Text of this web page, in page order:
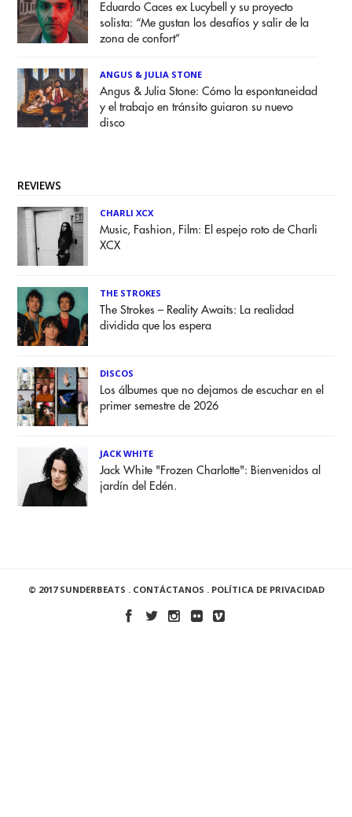
Eduardo Caces ex Lucybell y su proyecto
solista: “Me gustan los desafíos y salir de la
zona de confort”
ANGUS & JULIA STONE
Angus & Julia Stone: Cómo la espontaneidad
y el trabajo en tránsito guiaron su nuevo
disco
REVIEWS
CHARLI XCX
Music, Fashion, Film: El espejo roto de Charli
XCX
THE STROKES
The Strokes – Reality Awaits: La realidad
dividida que los espera
DISCOS
Los álbumes que no dejamos de escuchar en el
primer semestre de 2026
JACK WHITE
Jack White "Frozen Charlotte": Bienvenidos al
jardín del Edén.
© 2017 SUNDERBEATS . CONTÁCTANOS . POLÍTICA DE PRIVACIDAD